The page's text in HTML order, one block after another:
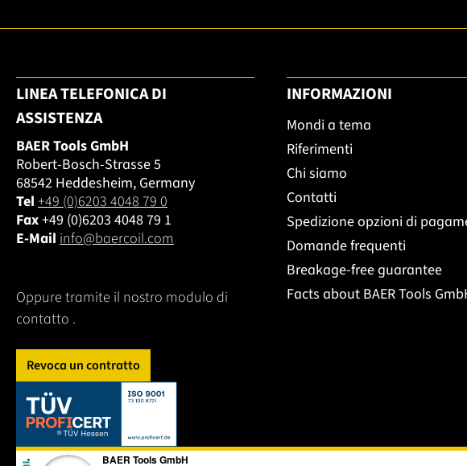
LINEA TELEFONICA DI
ASSISTENZA
BAER Tools GmbH
Robert-Bosch-Strasse 5
68542 Heddesheim, Germany
Tel +49 (0)6203 4048 79 0
Fax+49 (0)6203 4048 79 1
E-Mail info@baercoil.com
Oppure tramite il nostro modulo di
contatto .
Revoca un contratto
INFORMAZIONI
Mondi a tema
Riferimenti
Chi siamo
Contatti
Spedizione opzioni di
Domande frequenti
Breakage-free guarantee
Facts about BAER Tools
Dieser Link öffnet sich in einem neuen Tab.